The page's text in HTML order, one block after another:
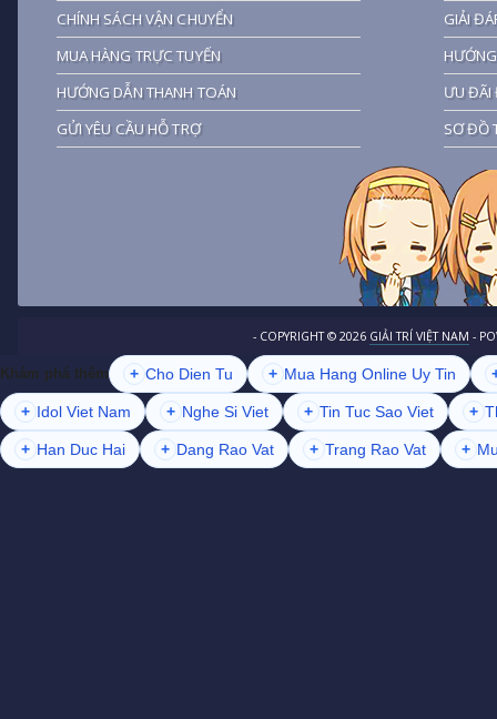
CHÍNH SÁCH VẬN CHUYỂN
MUA HÀNG TRỰC TUYẾN
HƯỚNG DẪN THANH TOÁN
GỬI YÊU CẦU HỖ TRỢ
GIẢI
ƯU ĐÃI
SƠ ĐỒ
- COPYRIGHT © 2026 GIẢI TRÍ VIỆT NAM -
Khám phá thêm + Cho Dien Tu + Mua Hang Online Uy Tin
+ Idol Viet Nam + Nghe Si Viet + Tin Tuc Sao Viet +
+ Han Duc Hai + Dang Rao Vat + Trang Rao Vat +